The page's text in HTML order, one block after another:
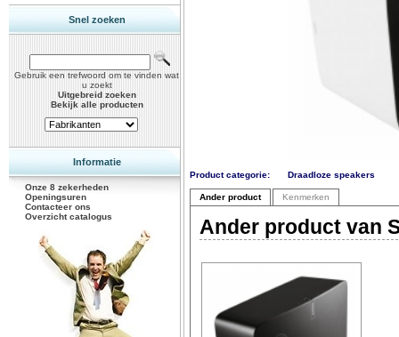
Snel zoeken
Gebruik een trefwoord om te vinden wat
u zoekt
Uitgebreid zoeken
Bekijk alle producten
Informatie
Onze 8 zekerheden
Openingsuren
Contacteer ons
Overzicht catalogus
Product categorie: Draadloze speakers
Ander product Kenmerken
Ander product van